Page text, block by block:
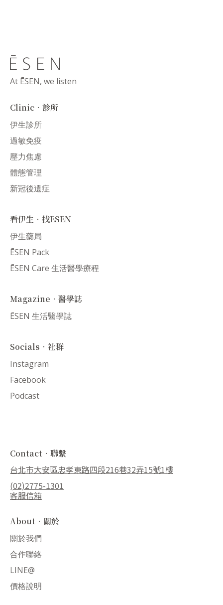
At ĒSEN, we listen
Clinic．診所
伊生診所
過敏免疫
壓力焦慮
體態管理
新冠後遺症
看伊生．找ESEN
伊生藥局
ĒSEN Pack
ĒSEN Care 生活醫學療程
Magazine．醫學誌
ĒSEN 生活醫學誌
Socials．社群
Instagram
Facebook
Podcast
Contact．聯繫
台北市大安區忠孝東路四段216巷32弄15號1樓
(02)2775-1301
客服信箱
About．關於
關於我們
合作聯絡
LINE@
價格說明